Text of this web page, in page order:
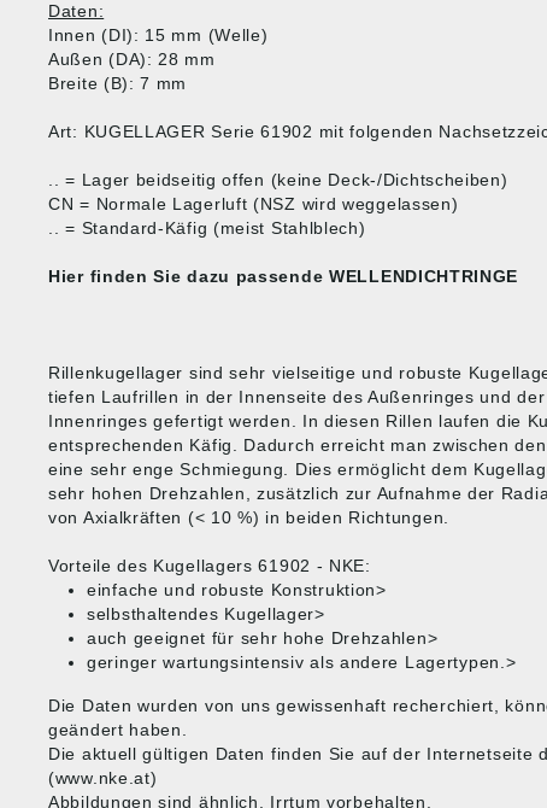
Daten:
Innen (DI): 15 mm (Welle)
Außen (DA): 28 mm
Breite (B): 7 mm
Art: KUGELLAGER Serie 61902 mit folgenden
.. = Lager beidseitig offen (keine Deck-/Dichtscheiben)
CN = Normale Lagerluft (NSZ wird weggelassen)
.. = Standard-Käfig (meist Stahlblech)
Hier finden Sie dazu passende WELLENDICHTRINGE
Rillenkugellager sind sehr vielseitige und robuste
tiefen Laufrillen in der Innenseite des Außenringes und
Innenringes gefertigt werden. In diesen Rillen laufen die
entsprechenden Käfig. Dadurch erreicht man zwischen
eine sehr enge Schmiegung. Dies ermöglicht dem
sehr hohen Drehzahlen, zusätzlich zur Aufnahme der
von Axialkräften (< 10 %) in beiden Richtungen.
Vorteile des Kugellagers 61902 - NKE:
einfache und robuste Konstruktion>
selbsthaltendes Kugellager>
auch geeignet für sehr hohe Drehzahlen>
geringer wartungsintensiv als andere Lagertypen.>
Die Daten wurden von uns gewissenhaft recherchiert,
geändert haben.
Die aktuell gültigen Daten finden Sie auf der Internetseite
(www.nke.at)
Abbildungen sind ähnlich, Irrtum vorbehalten.